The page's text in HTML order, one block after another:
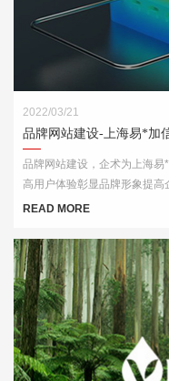
2022/03/21
品牌网站建设-上海易*加
品牌网站建设，企术为上海易
高用户体验彰显品牌形象提高
READ MORE